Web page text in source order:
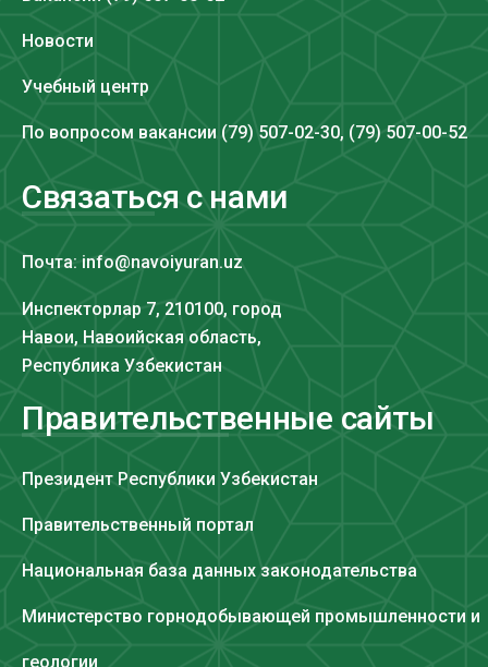
Новости
Учебный центр
По вопросом вакансии (79) 507-02-30, (79) 507-00-52
Связаться с нами
Почта: info@navoiyuran.uz
Инспекторлар 7, 210100, город
Навои, Навоийская область,
Республика Узбекистан
Правительственные сайты
Президент Республики Узбекистан
Правительственный портал
Национальная база данных законодательства
Министерство горнодобывающей промышленности и
геологии